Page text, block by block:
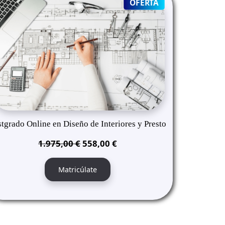
ON
SALE
Online en Diseño de Interiores y Presto
1.975,00€El
precio
original
era:
558,00€El
Matricúlate